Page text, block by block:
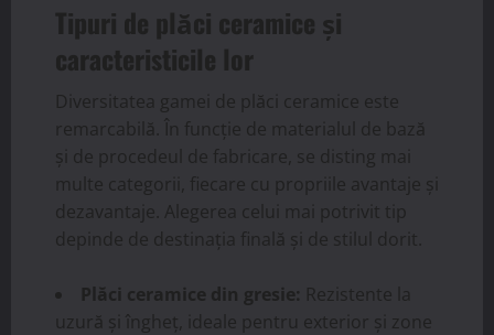
Tipuri de plăci ceramice și
caracteristicile lor
Diversitatea gamei de plăci ceramice este
remarcabilă. În funcție de materialul de bază
și de procedeul de fabricare, se disting mai
multe categorii, fiecare cu propriile avantaje și
dezavantaje. Alegerea celui mai potrivit tip
depinde de destinația finală și de stilul dorit.
Plăci ceramice din gresie: Rezistente la
uzură și îngheț, ideale pentru exterior și zone